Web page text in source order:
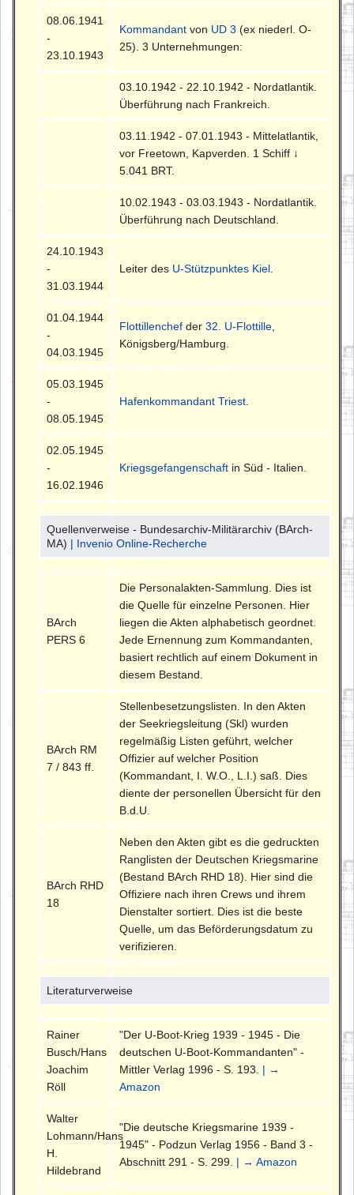
08.06.1941
-
23.10.1943
Kommandant von UD 3 (ex niederl. O-
25). 3 Unternehmungen:
03.10.1942 - 22.10.1942 - Nordatlantik.
Überführung nach Frankreich.
03.11.1942 - 07.01.1943 - Mittelatlantik,
vor Freetown, Kapverden. 1 Schiff ↓
5.041 BRT.
10.02.1943 - 03.03.1943 - Nordatlantik.
Überführung nach Deutschland.
24.10.1943
-
31.03.1944
Leiter des U-Stützpunktes Kiel
01.04.1944
-
04.03.1945
Flottillenchef der32. U-Flottille
Königsberg/Hamburg.
05.03.1945
-
08.05.1945
Hafenkommandant Triest
02.05.1945
-
16.02.1946
Kriegsgefangenschaft in Süd - Italien.
Quellenverweise - Bundesarchiv-Militärarchiv (BArch-
MA) | Invenio Online-Recherche
BArch
PERS 6
Die Personalakten-Sammlung. Dies ist
die Quelle für einzelne Personen. Hier
liegen die Akten alphabetisch geordnet.
Jede Ernennung zum Kommandanten,
basiert rechtlich auf einem Dokument in
diesem Bestand.
BArch RM
7 / 843 ff.
Stellenbesetzungslisten. In den Akten
der Seekriegsleitung (Skl) wurden
regelmäßig Listen geführt, welcher
Offizier auf welcher Position
(Kommandant, I. W.O., L.I.) saß. Dies
diente der personellen Übersicht für den
B.d.U.
BArch RHD
18
Neben den Akten gibt es die gedruckten
Ranglisten der Deutschen Kriegsmarine
(Bestand BArch RHD 18). Hier sind die
Offiziere nach ihren Crews und ihrem
Dienstalter sortiert. Dies ist die beste
Quelle, um das Beförderungsdatum zu
verifizieren.
Literaturverweise
Rainer
Busch/Hans
Joachim
Röll
"Der U-Boot-Krieg 1939 - 1945 - Die
deutschen U-Boot-Kommandanten" -
Mittler Verlag 1996 - S. 193. | →
Amazon
Walter
Lohmann/Hans
H.
Hildebrand
"Die deutsche Kriegsmarine 1939 -
1945" - Podzun Verlag 1956 - Band 3 -
Abschnitt 291 - S. 299. | → Amazon